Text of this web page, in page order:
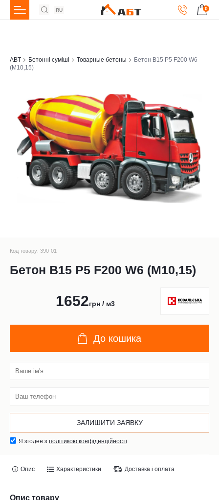
RU 0
ABT Бетонні суміші Товарные бетоны
Бетон В15 Р5 F200 W6
(М10,15)
Код товару: 390-01
Бетон В15 Р5 F200 W6 (М10,15)
1652грн / м3
До кошика
Я згоден з політикою конфіденційності
Опис Характеристики Доставка і оплата
Опис товару